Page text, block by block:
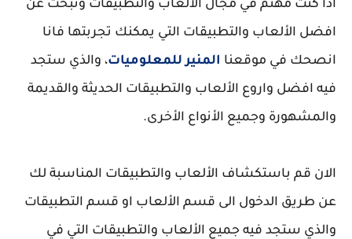
اذا كنت مهتم في مجال الألعاب والتطبيقات وتبحث عن
افضل الألعاب والتطبيقات التي يمكنك تجربتها فانا
انصحك في موقعنا المنير للمعلوميات، والذي ستجد
فيه افضل واروع الألعاب والتطبيقات الحديثة والقديمة
والمشهورة وجميع الأنواع الأخرى.
الان قم باستكشاف الألعاب والتطبيقات المناسبة لك
عن طريق الدخول الى قسم الألعاب او قسم التطبيقات
والذي ستجد فيه جميع الألعاب والتطبيقات التي في